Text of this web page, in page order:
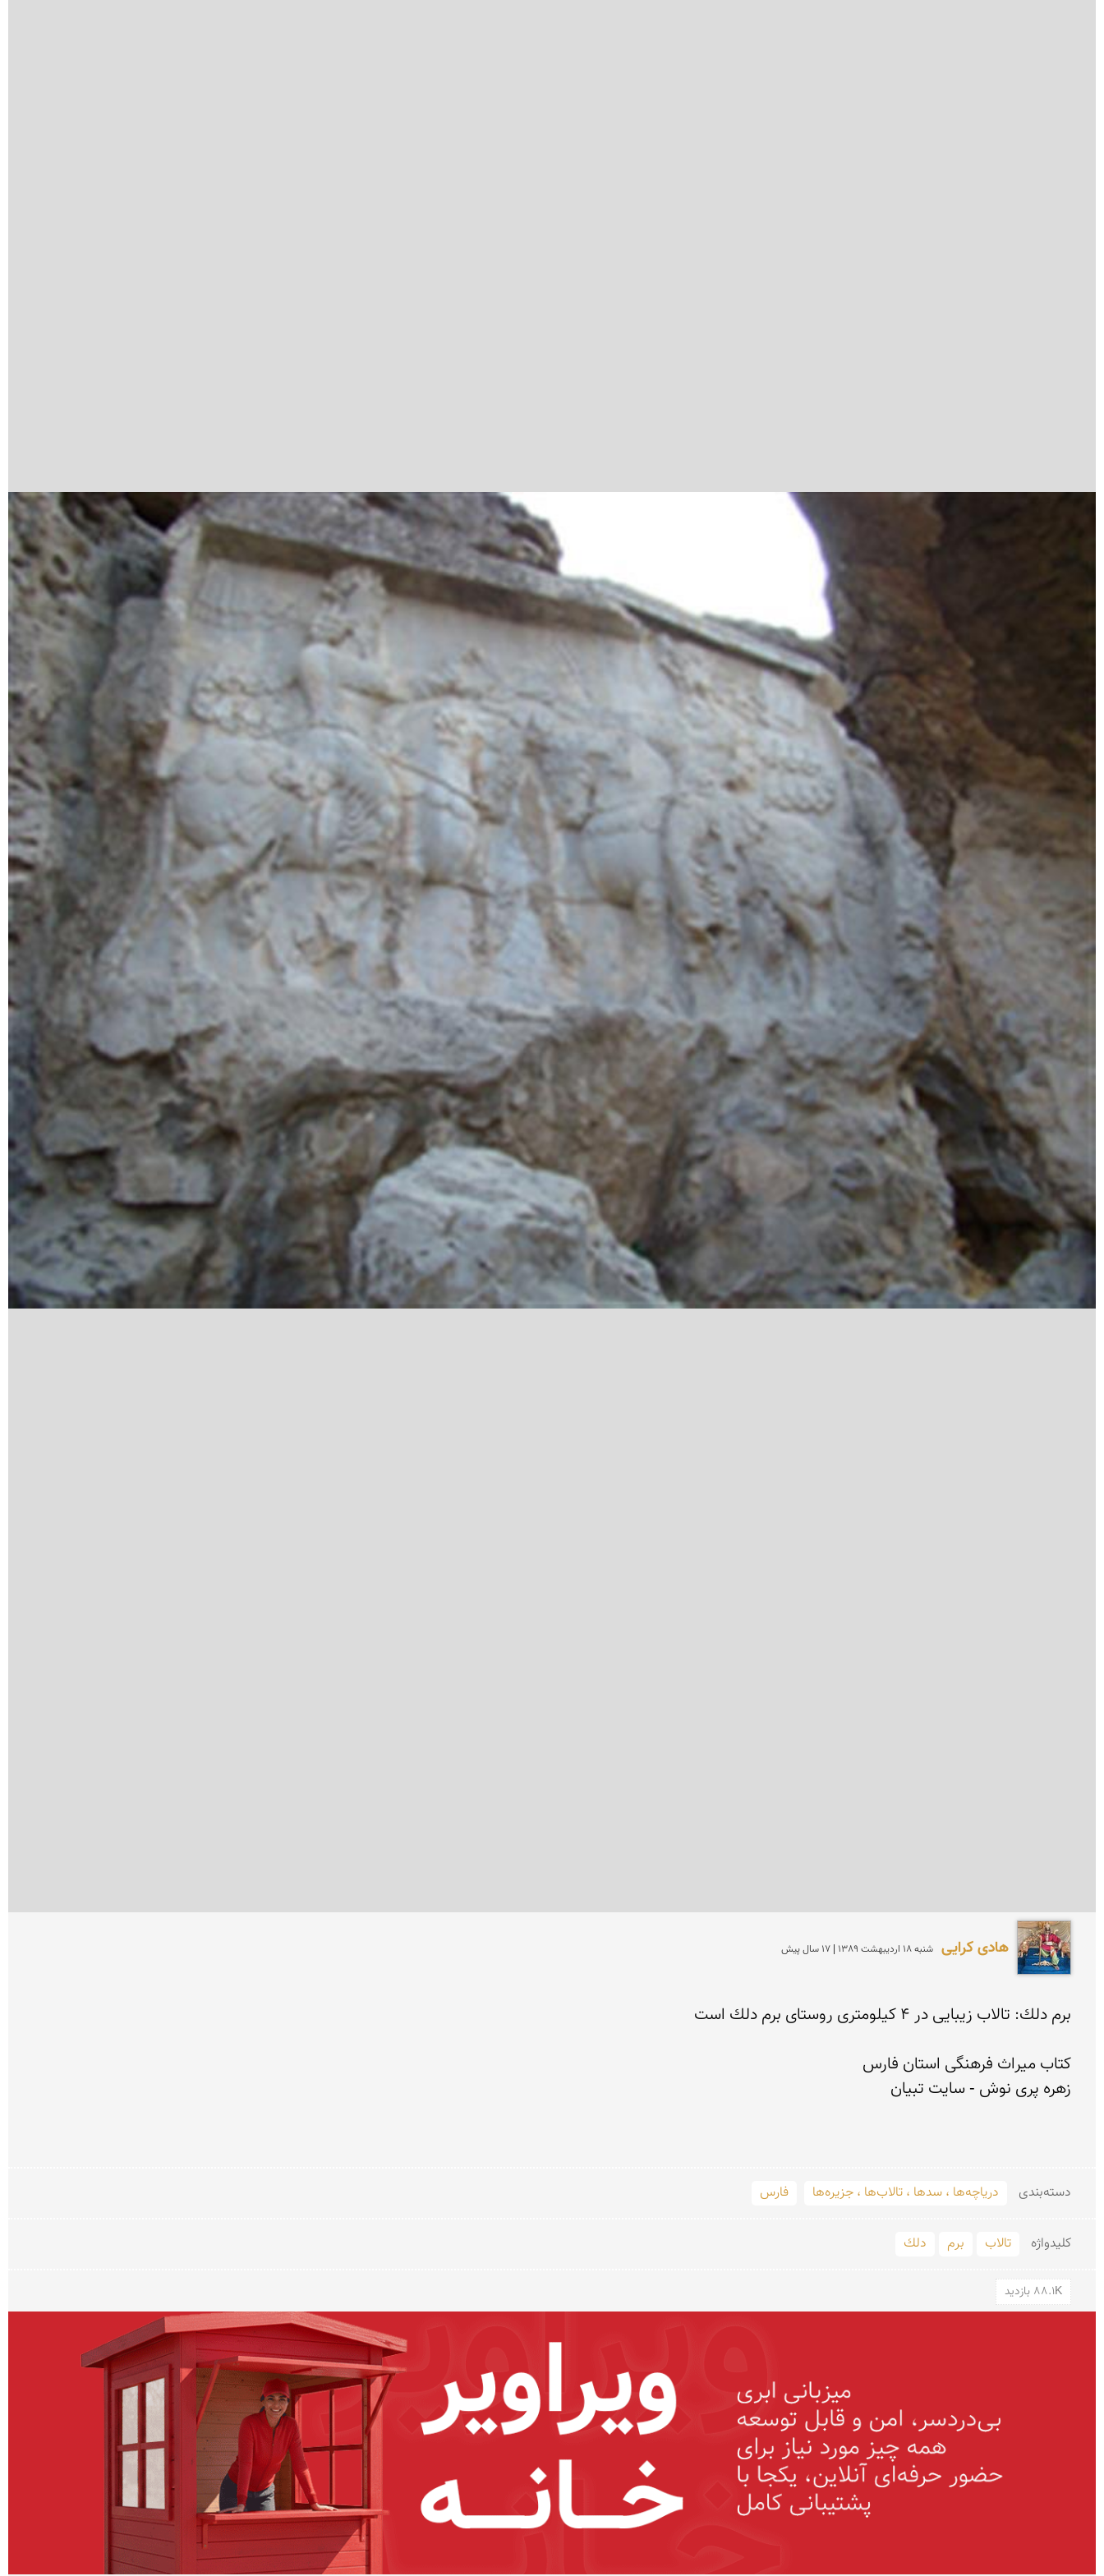
هادی کرایی شنبه 18 ارديبهشت 1389 | 17 سال پیش
دسته‌بندی دریاچه‌ها ، سدها ، تالاب‌ها ، جزیره‌ها فارس
کلید‌واژه تالاب برم دلك
88.1K بازدید